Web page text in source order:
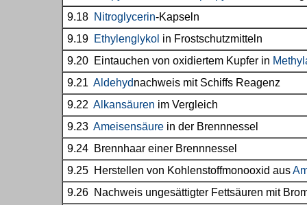
9.18 Nitroglycerin-Kapseln
9.19 Ethylenglykol in Frostschutzmitteln
9.20 Eintauchen von oxidiertem Kupfer in
9.21 Aldehydnachweis mit Schiffs Reagenz
9.22 Alkansäuren im Vergleich
9.23 Ameisensäure in der Brennnessel
9.24 Brennhaar einer Brennnessel
9.25 Herstellen von Kohlenstoffmonooxid aus
9.26 Nachweis ungesättigter Fettsäuren mit